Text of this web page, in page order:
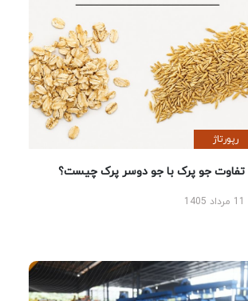
رپورتاژ
تفاوت جو پرک با جو دوسر پرک چیست؟